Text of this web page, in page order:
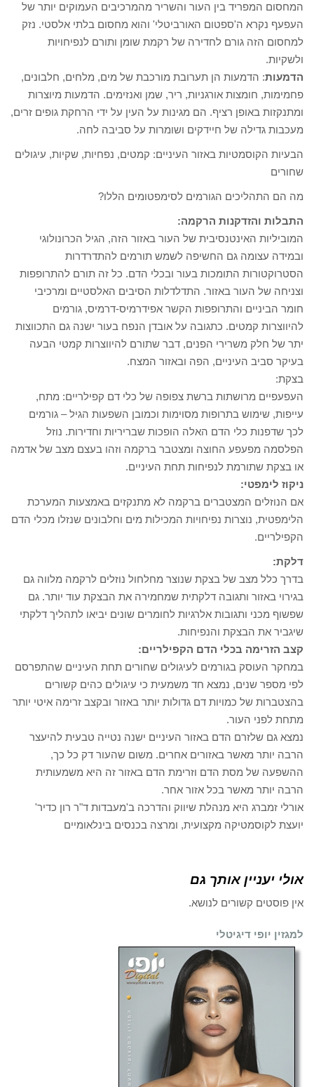
המחסום המפריד בין העור והשריר מהמרכיבים העמוקים יותר של
העפעף נקרא ה'ספטום האורביטלי' והוא מחסום בלתי אלסטי. נזק
למחסום הזה גורם לחדירה של רקמת שומן ותורם לנפיחויות
ולשקיות.
הדמעות: הדמעות הן תערובת מורכבת של מים, מלחים, חלבונים,
פחמימות, חומצות אורגניות, ריר, שמן ואנזימים. הדמעות מיוצרות
ומתנקזות באופן רציף. הם מגינות על העין על ידי הרחקת גופים זרים,
מעכבות גדילה של חיידקים ושומרות על סביבה לחה.
הבעיות הקוסמטיות באזור העיניים: קמטים, נפחיות, שקיות, עיגולים
שחורים
מה הם התהליכים הגורמים לסימפטומים הללו?
התבלות והזדקנות הרקמה:
המוביליות האינטנסיבית של העור באזור הזה, הגיל הכרונולוגי
ובמידה עצומה גם החשיפה לשמש תורמים להתדרדרות
הסטרוקטורות התומכות בעור ובכלי הדם. כל זה תורם להתרופפות
וצניחה של העור באזור. התדלדלות הסיבים האלסטיים ומרכיבי
חומר הביניים והתרופפות הקשר אפידרמיס-דרמיס, גורמים
להיווצרות קמטים. כתגובה על אובדן הנפח בעור ישנה גם התכווצות
יתר של חלק משרירי הפנים, דבר שתורם להיווצרות קמטי הבעה
בעיקר סביב העיניים, הפה ובאזור המצח.
בצקת:
העפעפיים מרושתות ברשת צפופה של כלי דם קפילריים: מתח,
עייפות, שימוש בתרופות מסוימות וכמובן השפעות הגיל – גורמים
לכך שדפנות כלי הדם האלה הופכות שבריריות וחדירות. נוזל
הפלסמה מפעפע החוצה ומצטבר ברקמה וזהו בעצם מצב של אדמה
או בצקת שתורמת לנפיחות תחת העיניים.
ניקוז לימפטי:
אם הנוזלים המצטברים ברקמה לא מתנקזים באמצעות המערכת
הלימפטית, נוצרות נפיחויות המכילות מים וחלבונים שנזלו מכלי הדם
הקפילריים.
דלקת:
בדרך כלל מצב של בצקת שנוצר מחלחול נוזלים לרקמה מלווה גם
בגירוי באזור ותגובה דלקתית שמחמירה את הבצקת עוד יותר. גם
שפשוף מכני ותגובות אלרגיות לחומרים שונים יביאו לתהליך דלקתי
שיגביר את הבצקת והנפיחות.
קצב הזרימה בכלי הדם הקפילריים:
במחקר העוסק בגורמים לעיגולים שחורים תחת העיניים שהתפרסם
לפי מספר שנים, נמצא חד משמעית כי עיגולים כהים קשורים
בהצטברות של כמויות דם גדולות יותר באזור ובקצב זרימה איטי יותר
מתחת לפני העור.
נמצא גם שלזרם הדם באזור העיניים ישנה נטייה טבעית להיעצר
הרבה יותר מאשר באזורים אחרים. משום שהעור דק כל כך,
ההשפעה של מסת הדם וזרימת הדם באזור זה היא משמעותית
הרבה יותר מאשר בכל אזור אחר.
אורלי זמברג היא מנהלת שיווק והדרכה ב'מעבדות ד"ר רון כדיר'
יועצת לקוסמטיקה מקצועית, ומרצה בכנסים בינלאומיים
אולי יעניין אותך גם
אין פוסטים קשורים לנושא.
למגזין יופי דיגיטלי